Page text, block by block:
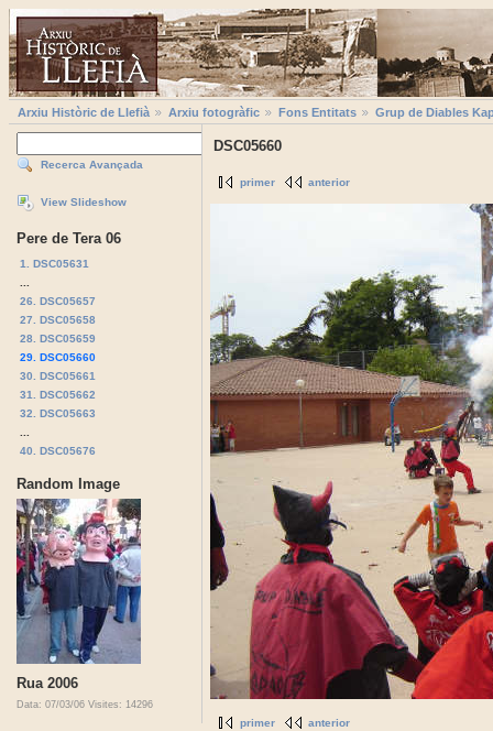
Arxiu Històric de Llefià Arxiu fotogràfic Fons Entitats Grup de Diables
Recerca Avançada
View Slideshow
Pere de Tera 06
1. DSC05631
26. DSC05657
27. DSC05658
28. DSC05659
29. DSC05660
30. DSC05661
31. DSC05662
32. DSC05663
40. DSC05676
Random Image
Rua 2006
Data: 07/03/06 Visites: 14296
DSC05660
primer anterior
primer anterior